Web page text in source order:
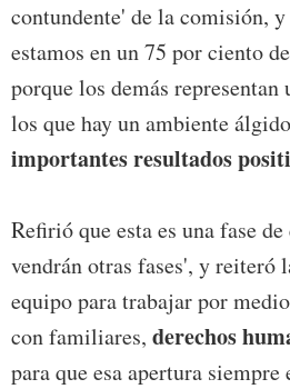
contundente' de la comisión,
estamos en un 75 por ciento
porque los demás
los que hay un ambiente
importantes resultados
Refirió que esta es una fase
vendrán otras fases', y reiteró
equipo para trabajar por
con familiares, derechos
para que esa apertura siempre